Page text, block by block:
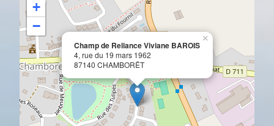
Champ de Reliance Viviane BAROIS
4, rue du 19 mars 1962
87140 CHAMBORËT
×
+
−